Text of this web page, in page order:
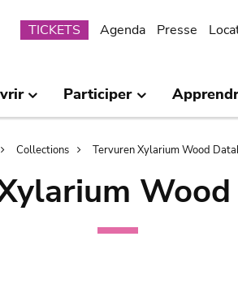
Submenu
TICKETS Agenda Presse
Participer
Collections Tervuren Xylarium Wood